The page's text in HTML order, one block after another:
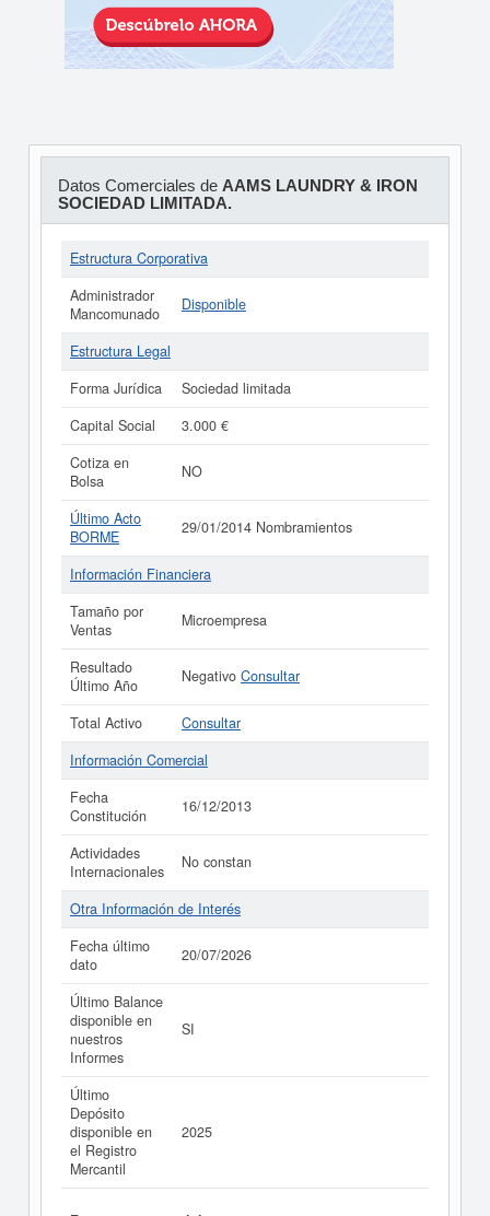
Datos Comerciales de AAMS LAUNDRY & IRON
SOCIEDAD LIMITADA.
Estructura Corporativa
Administrador
Mancomunado
Disponible
Estructura Legal
Forma Jurídica
Sociedad limitada
Capital Social
3.000 €
Cotiza en
Bolsa
NO
Último Acto
BORME
29/01/2014 Nombramientos
Información Financiera
Tamaño por
Ventas
Microempresa
Resultado
Último Año
Negativo Consultar
Total Activo
Consultar
Información Comercial
Fecha
Constitución
16/12/2013
Actividades
Internacionales
No constan
Otra Información de Interés
Fecha último
dato
20/07/2026
Último Balance
disponible en
nuestros
Informes
SI
Último
Depósito
disponible en
el Registro
Mercantil
2025